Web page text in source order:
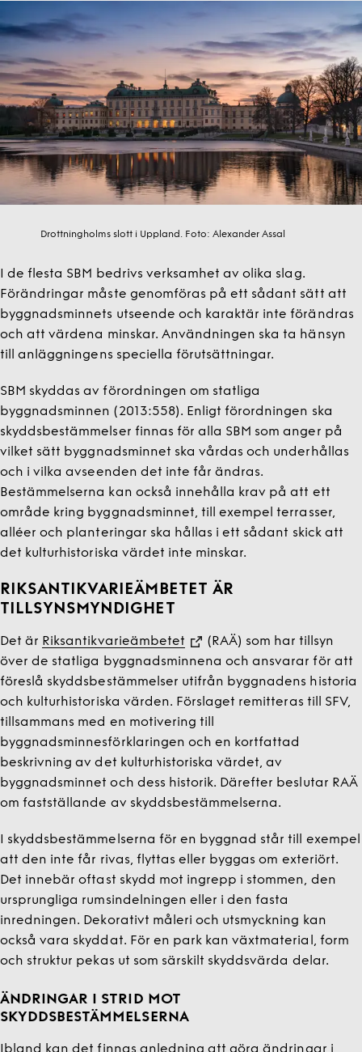
Drottningholms slott i Uppland. Foto:Alexander Assal
I de flesta SBM bedrivs verksamhet av olika slag.
Förändringar måste genomföras på ett sådant sätt att
byggnadsminnets utseende och karaktär inte förändras
och att värdena minskar. Användningen ska ta hänsyn
till anläggningens speciella förutsättningar.
SBM skyddas av förordningen om statliga
byggnadsminnen (2013:558). Enligt förordningen ska
skyddsbestämmelser finnas för alla SBM som anger på
vilket sätt byggnadsminnet ska vårdas och underhållas
och i vilka avseenden det inte får ändras.
Bestämmelserna kan också innehålla krav på att ett
område kring byggnadsminnet, till exempel terrasser,
alléer och planteringar ska hållas i ett sådant skick att
det kulturhistoriska värdet inte minskar.
RIKSANTIKVARIEÄMBETET ÄR
TILLSYNSMYNDIGHET
Det är Riksantikvarieämbetet
(RAÄ) som har tillsyn
över de statliga byggnadsminnena och ansvarar för att
föreslå skyddsbestämmelser utifrån byggnadens historia
och kulturhistoriska värden. Förslaget remitteras till SFV,
tillsammans med en motivering till
byggnadsminnesförklaringen och en kortfattad
beskrivning av det kulturhistoriska värdet, av
byggnadsminnet och dess historik. Därefter beslutar RAÄ
om fastställande av skyddsbestämmelserna.
I skyddsbestämmelserna för en byggnad står till exempel
att den inte får rivas, flyttas eller byggas om exteriört.
Det innebär oftast skydd mot ingrepp i stommen, den
ursprungliga rumsindelningen eller i den fasta
inredningen. Dekorativt måleri och utsmyckning kan
också vara skyddat. För en park kan växtmaterial, form
och struktur pekas ut som särskilt skyddsvärda delar.
ÄNDRINGAR I STRID MOT
SKYDDSBESTÄMMELSERNA